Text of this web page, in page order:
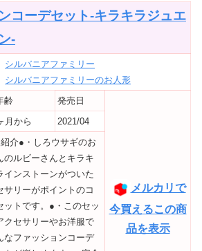
コーデセット-キラキラジュエ
-
シルバニアファミリー
シルバニアファミリーのお人形
齢 発売日
メルカリで
今買えるこの商
品を表示
月から
2021/04
介●・しろウサギのお
のルビーさんとキラキ
インストーンがついた
サリーがポイントのコ
ットです。●・このセッ
クセサリーやお洋服で
なファッションコーデ